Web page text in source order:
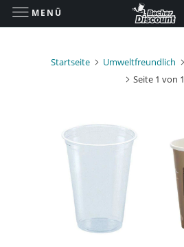
Startseite Umweltfreundlich
Seite 1 von 1
MENÜ